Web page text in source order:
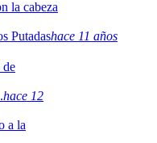
Putadashace 11 años
hace 12